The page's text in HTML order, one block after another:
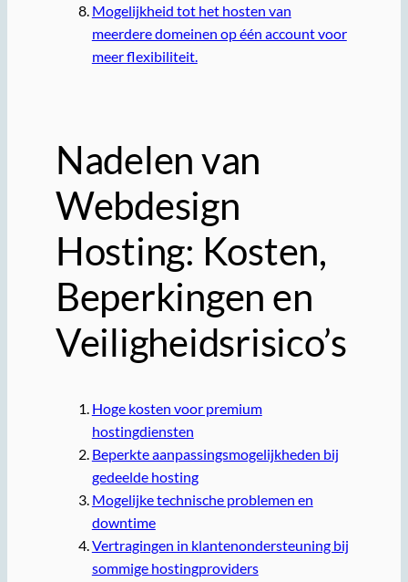
Mogelijkheid tot het hosten van
meerdere domeinen op één account voor
meer flexibiliteit.
Nadelen van
Webdesign
Hosting: Kosten,
Beperkingen en
Veiligheidsrisico’s
Hoge kosten voor premium
hostingdiensten
Beperkte aanpassingsmogelijkheden bij
gedeelde hosting
Mogelijke technische problemen en
downtime
Vertragingen in klantenondersteuning bij
sommige hostingproviders